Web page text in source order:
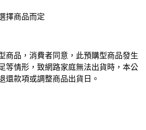
擇商品而定
商品，消費者同意，此預購型商品發生
等情形，​致網路家庭無法出貨時，本公
還款項或調整商品出貨日。